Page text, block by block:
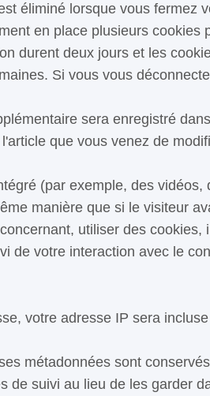
éliminé lorsque vous fermez
en place plusieurs
durent deux jours et les
Si vous vous
sera enregistré
que vous venez de
(par exemple, des
manière que si le visiteur
utiliser des
de votre interaction avec le
votre adresse IP sera
métadonnées sont
de suivi au lieu de les garder